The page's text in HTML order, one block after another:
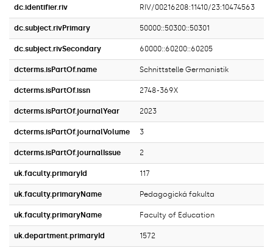
dc.identifier.riv RIV/00216208:11410/23:10474563
dc.subject.rivPrimary 50000::50300::50301
dc.subject.rivSecondary 60000::60200::60205
dcterms.isPartOf.name Schnittstelle Germanistik
dcterms.isPartOf.issn 2748-369X
dcterms.isPartOf.journalYear 2023
dcterms.isPartOf.journalVolume 3
dcterms.isPartOf.journalIssue 2
uk.faculty.primaryId 117
uk.faculty.primaryName Pedagogická fakulta
uk.faculty.primaryName Faculty of Education
uk.department.primaryId 1572